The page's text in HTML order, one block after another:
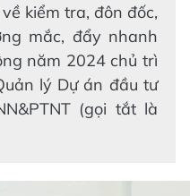
kiểm tra, đôn đốc,
mắc, đẩy nhanh
năm 2024 chủ trì
lý Dự án đầu tư
(gọi tắt là